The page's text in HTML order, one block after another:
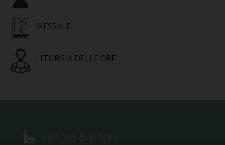
MESSALE
LITURGIA DELLE ORE